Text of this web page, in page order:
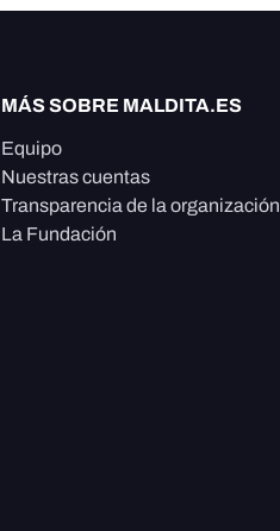
MÁS SOBRE MALDITA.ES
Equipo
Nuestras cuentas
Transparencia de la organización
La Fundación